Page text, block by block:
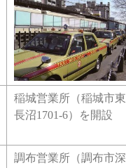
稲城営業所（稲城市東
長沼1701-6）を開設
調布営業所（調布市深